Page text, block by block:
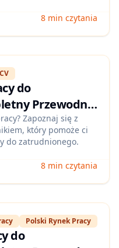
8 min czytania
CV
do
Przewodnik
Zapoznaj się z
który pomoże ci
do zatrudnionego.
8 min czytania
Polski Rynek Pracy
do